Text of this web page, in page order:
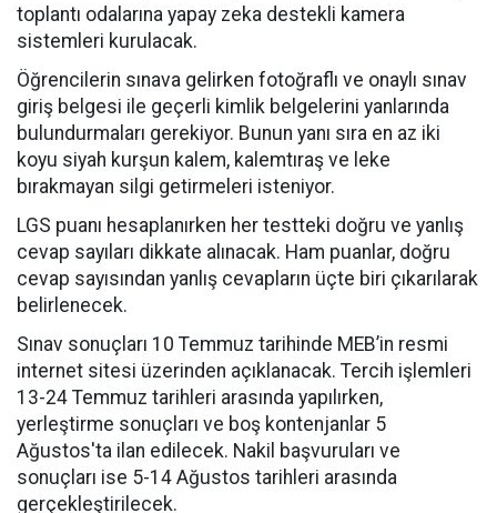
toplantı odalarına yapay zeka destekli kamera
sistemleri kurulacak.
Öğrencilerin sınava gelirken fotoğraflı ve onaylı sınav
giriş belgesi ile geçerli kimlik belgelerini yanlarında
bulundurmaları gerekiyor. Bunun yanı sıra en az iki
koyu siyah kurşun kalem, kalemtıraş ve leke
bırakmayan silgi getirmeleri isteniyor.
LGS puanı hesaplanırken her testteki doğru ve yanlış
cevap sayıları dikkate alınacak. Ham puanlar, doğru
cevap sayısından yanlış cevapların üçte biri çıkarılarak
belirlenecek.
Sınav sonuçları 10 Temmuz tarihinde MEB’in resmi
internet sitesi üzerinden açıklanacak. Tercih işlemleri
13-24 Temmuz tarihleri arasında yapılırken,
yerleştirme sonuçları ve boş kontenjanlar 5
Ağustos'ta ilan edilecek. Nakil başvuruları ve
sonuçları ise 5-14 Ağustos tarihleri arasında
gerçekleştirilecek.